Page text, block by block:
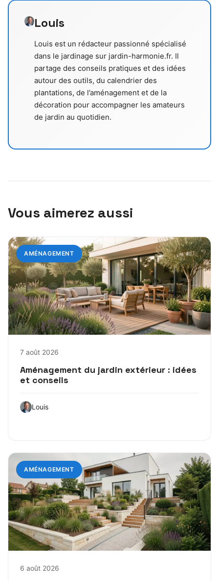
Louis
Louis est un rédacteur passionné spécialisé
dans le jardinage sur jardin-harmonie.fr. Il
partage des conseils pratiques et des idées
autour des outils, du calendrier des
plantations, de l’aménagement et de la
décoration pour accompagner les amateurs
de jardin au quotidien.
Vous aimerez aussi
AMÉNAGEMENT
7 août 2026
Aménagement du jardin extérieur : idées
et conseils
Louis
AMÉNAGEMENT
6 août 2026